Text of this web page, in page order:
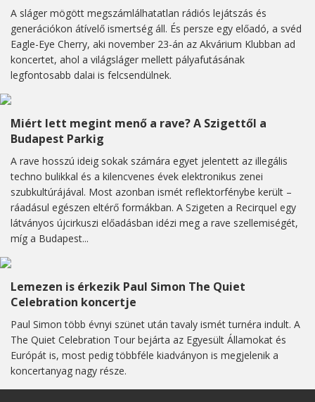
A sláger mögött megszámlálhatatlan rádiós lejátszás és
generációkon átívelő ismertség áll. És persze egy előadó, a svéd
Eagle-Eye Cherry, aki november 23-án az Akvárium Klubban ad
koncertet, ahol a világsláger mellett pályafutásának
legfontosabb dalai is felcsendülnek.
Miért lett megint menő a rave? A Szigettől a
Budapest Parkig
A rave hosszú ideig sokak számára egyet jelentett az illegális
techno bulikkal és a kilencvenes évek elektronikus zenei
szubkultúrájával. Most azonban ismét reflektorfénybe került –
ráadásul egészen eltérő formákban. A Szigeten a Recirquel egy
látványos újcirkuszi előadásban idézi meg a rave szellemiségét,
míg a Budapest...
Lemezen is érkezik Paul Simon The Quiet
Celebration koncertje
Paul Simon több évnyi szünet után tavaly ismét turnéra indult. A
The Quiet Celebration Tour bejárta az Egyesült Államokat és
Európát is, most pedig többféle kiadványon is megjelenik a
koncertanyag nagy része.